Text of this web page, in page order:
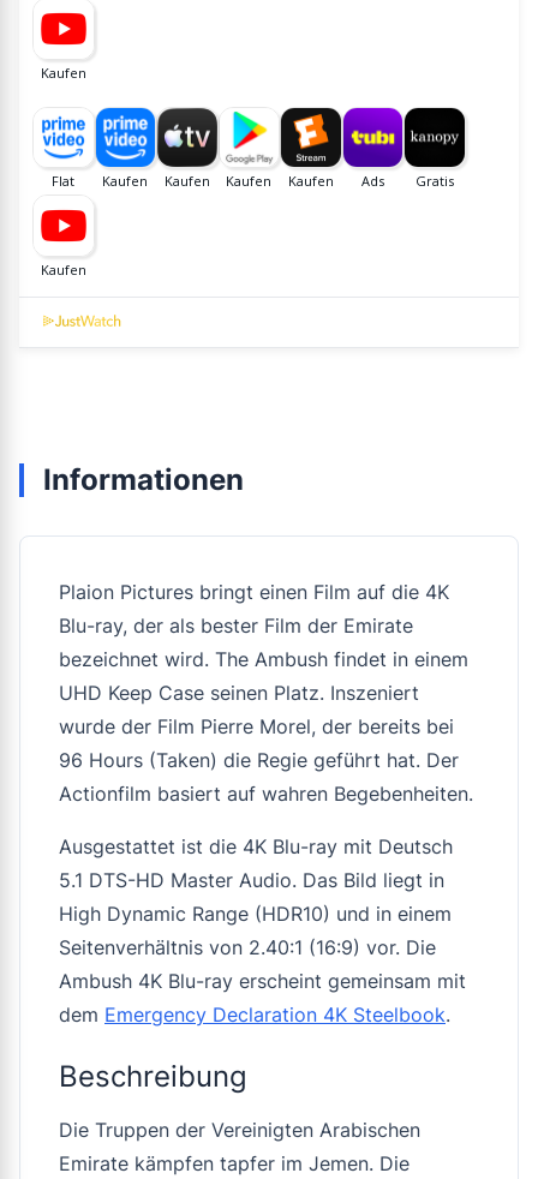
Informationen
Plaion Pictures bringt einen Film auf die 4K
Blu-ray, der als bester Film der Emirate
bezeichnet wird. The Ambush findet in einem
UHD Keep Case seinen Platz. Inszeniert
wurde der Film Pierre Morel, der bereits bei
96 Hours (Taken) die Regie geführt hat. Der
Actionfilm basiert auf wahren Begebenheiten.
Ausgestattet ist die 4K Blu-ray mit Deutsch
5.1 DTS-HD Master Audio. Das Bild liegt in
High Dynamic Range (HDR10) und in einem
Seitenverhältnis von 2.40:1 (16:9) vor. Die
Ambush 4K Blu-ray erscheint gemeinsam mit
dem Emergency Declaration 4K Steelbook.
Beschreibung
Die Truppen der Vereinigten Arabischen
Emirate kämpfen tapfer im Jemen. Die